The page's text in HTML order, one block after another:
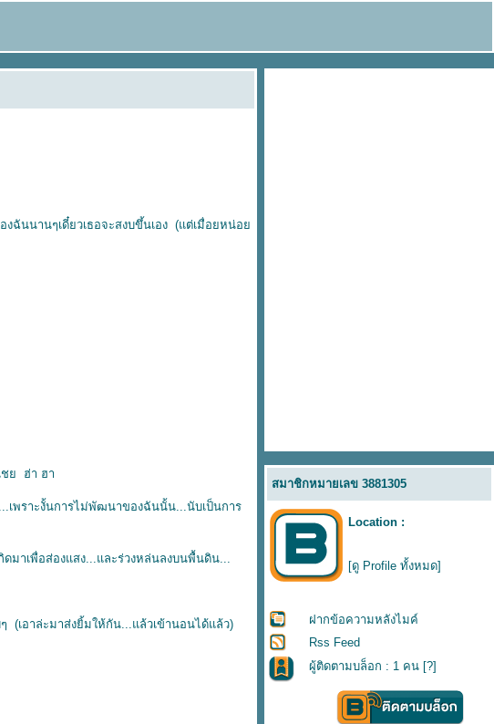
งฉันนานๆเดี๋ยวเธอจะสงบขึ้นเอง (แต่เมื่อยหน่อ
ชย ฮ่า ฮา
เพราะงั้นการไม่พัฒนาของฉันนั้น...นับเป็นการ
มาเพื่อส่องแสง...และร่วงหล่นลงบนพื้นดิน...
(เอาล่ะมาส่งยิ้มให้กัน...แล้วเข้านอนได้แล้ว)
สมาชิกหมายเลข 3881305
Location :
[ดู Profile ทั้งหมด]
ฝากข้อความหลังไมค์
Rss Feed
ผู้ติดตามบล็อก : 1 คน [?]